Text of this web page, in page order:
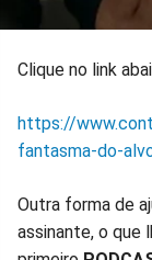
Clique no link
https://
fantasma-do-
Outra forma de
assinante, o que